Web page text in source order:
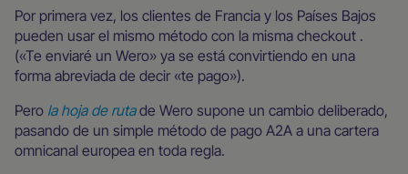
Por primera vez, los clientes de Francia y los Países Bajos
pueden usar el mismo método con la misma checkout .
(«Te enviaré un Wero» ya se está convirtiendo en una
forma abreviada de decir «te pago»).
Pero la hoja de rutade Wero supone un cambio deliberado,
pasando de un simple método de pago A2A a una cartera
omnicanal europea en toda regla.